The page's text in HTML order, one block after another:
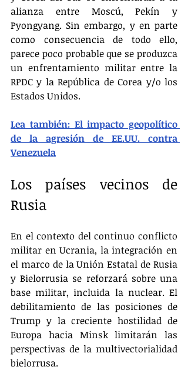
alianza entre Moscú, Pekín y
Pyongyang. Sin embargo, y en parte
como consecuencia de todo ello,
parece poco probable que se produzca
un enfrentamiento militar entre la
RPDC y la República de Corea y/o los
Estados Unidos.
Lea también: El impacto geopolítico
de la agresión de EE.UU. contra
Venezuela
Los países vecinos de
Rusia
En el contexto del continuo conflicto
militar en Ucrania, la integración en
el marco de la Unión Estatal de Rusia
y Bielorrusia se reforzará sobre una
base militar, incluida la nuclear. El
debilitamiento de las posiciones de
Trump y la creciente hostilidad de
Europa hacia Minsk limitarán las
perspectivas de la multivectorialidad
bielorrusa.